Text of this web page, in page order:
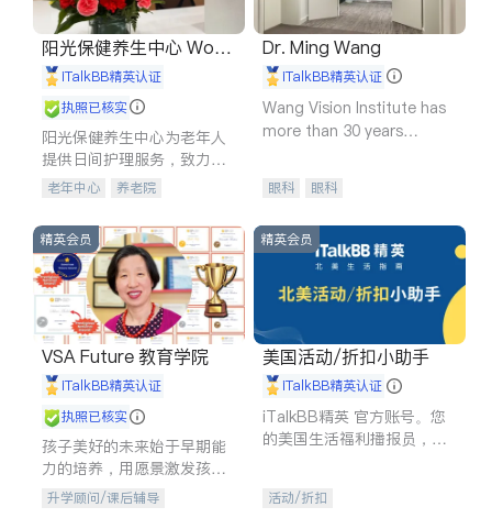
阳光保健养生中心 World
shine
iTalkBB精英认证
执照已核实
阳光保健养生中心为老年人
提供日间护理服务，致力于
通过持续的护理创新来有效
老年中心 养老院
Dr. Ming Wang
iTalkBB精英认证
Wang Vision Institute has
more than 30 years
眼科 眼科
精英会员
VSA Future 教育学院
iTalkBB精英认证
执照已核实
孩子美好的未来始于早期能
力的培养，用愿景激发孩子
的学习潜力和动力。理念：
升学顾问/课后辅导
精英会员
美国活动/折扣小助手
iTalkBB精英认证
iTalkBB精英 官方账号。您
的美国生活福利播报员，精
专属福利。
活动/折扣